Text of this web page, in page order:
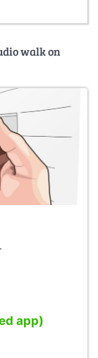
walk on
app)